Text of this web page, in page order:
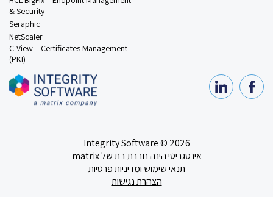
& Security
Seraphic
NetScaler
C-View – Certificates Management
(PKI)
2026 © Integrity Software
אינטגריטי הינה חברת בת שלmatrix
תנאי שימוש ומדיניות פרטיות
הצהרת נגישות